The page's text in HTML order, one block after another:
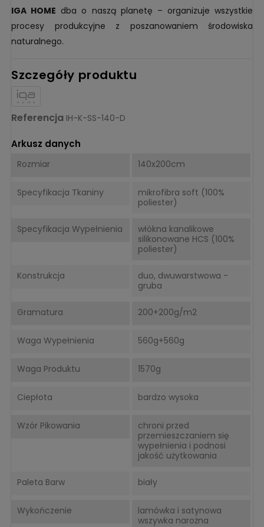
IGA HOME dba o naszą planetę – organizuje wszystkie
procesy produkcyjne z poszanowaniem środowiska
naturalnego.
Szczegóły produktu
Referencja IH-K-SS-140-D
Arkusz danych
Rozmiar 140x200cm
Specyfikacja Tkaniny
mikrofibra soft (100%
poliester)
Specyfikacja Wypełnienia
włókna kanalikowe
silikonowane HCS (100%
poliester)
Konstrukcja
duo, dwuwarstwowa -
gruba
Gramatura 200+200g/m2
Waga Wypełnienia 560g+560g
Waga Produktu 1570g
Ciepłota bardzo wysoka
Wzór Pikowania
chroni przed
przemieszczaniem się
wypełnienia i podnosi
jakość użytkowania
Paleta Barw biały
Wykończenie
lamówka i satynowa
wszywka narożna